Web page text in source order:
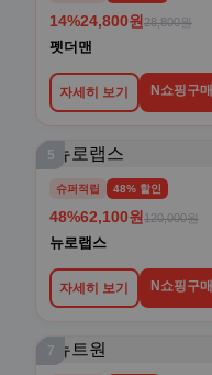
14%24,800원 28,800원
펫더맨
자세히 보기 N쇼핑구매
5
슈퍼적립 48% 할인
48%62,100원 120,000원
뉴로랩스
자세히 보기 N쇼핑구매
7